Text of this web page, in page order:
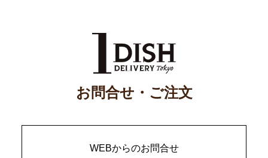
お問合せ・ご注文
WEBからのお問合せ